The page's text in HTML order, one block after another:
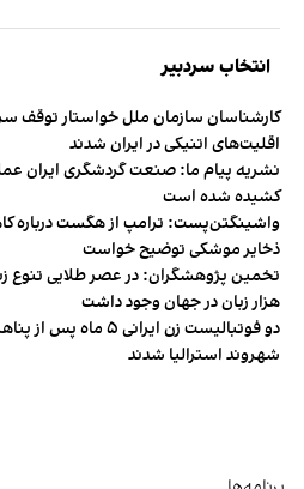
انتخاب سردبیر
کارشناسان سازمان ملل خواستار توقف
اقلیت‌های اتنیکی در ایران شدند
نشریه پیام ما: صنعت گردشگری ایران
کشیده شده است
واشینگتن‌پست: ترامپ از هگست درباره
ذخایر موشکی توضیح خواست
هزار زبان در جهان وجود داشت
دو فوتبالیست زن ایرانی ۵ ماه پس
شهروند استرالیا شدند